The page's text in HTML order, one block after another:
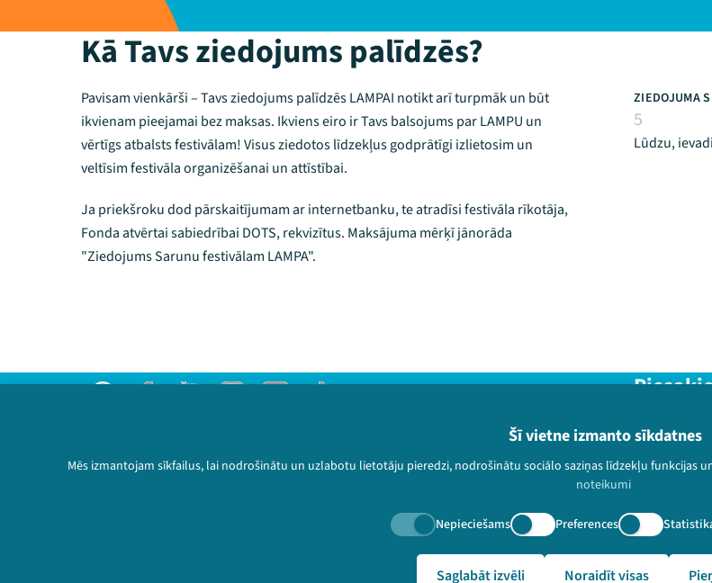
Šī vietne izmanto sīkdatnes
Mēs izmantojam sīkfailus, lai nodrošinātu un uzlabotu lietotāju pieredzi, nodrošinātu sociālo saziņas līdzekļu funkcijas
noteikumi
Nepieciešams Preferences
Saglabāt izvēli Noraidīt visas
Kā Tavs ziedojums palīdzēs?
Pavisam vienkārši – Tavs ziedojums palīdzēs LAMPAI notikt arī turpmāk un būt
ikvienam pieejamai bez maksas. Ikviens eiro ir Tavs balsojums par LAMPU un
vērtīgs atbalsts festivālam! Visus ziedotos līdzekļus godprātīgi izlietosim un
veltīsim festivāla organizēšanai un attīstībai.
Ja priekšroku dod pārskaitījumam ar internetbanku, te atradīsi festivāla rīkotāja,
Fonda atvērtai sabiedrībai DOTS, rekvizītus. Maksājuma mērķī jānorāda
"Ziedojums Sarunu festivālam LAMPA".
ZIEDOJUMA
Lūdzu,
Privātuma politika
Lietošanas noteikumi un sīkdatņu politika
© 2026 Sarunu festivāls LAMPA Visas tiesības paturētas.
Nepalaid
🔗 https://festivalslampa.lv/lv/